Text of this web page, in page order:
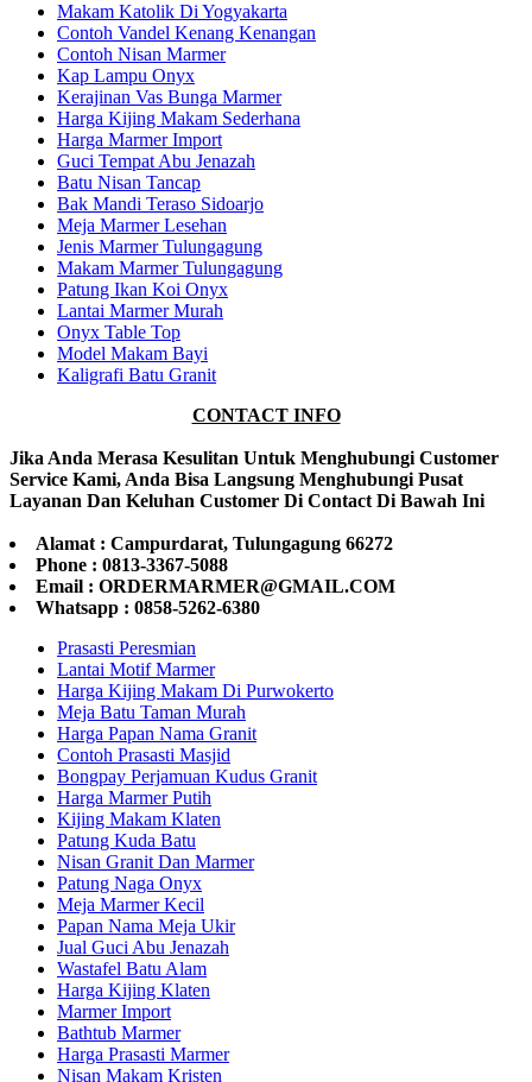
Makam Katolik Di Yogyakarta
Contoh Vandel Kenang Kenangan
Contoh Nisan Marmer
Kap Lampu Onyx
Kerajinan Vas Bunga Marmer
Harga Kijing Makam Sederhana
Harga Marmer Import
Guci Tempat Abu Jenazah
Batu Nisan Tancap
Bak Mandi Teraso Sidoarjo
Meja Marmer Lesehan
Jenis Marmer Tulungagung
Makam Marmer Tulungagung
Patung Ikan Koi Onyx
Lantai Marmer Murah
Onyx Table Top
Model Makam Bayi
Kaligrafi Batu Granit
CONTACT INFO
Jika Anda Merasa Kesulitan Untuk Menghubungi Customer
Service Kami, Anda Bisa Langsung Menghubungi Pusat
Layanan Dan Keluhan Customer Di Contact Di Bawah Ini
Alamat : Campurdarat, Tulungagung 66272
Phone : 0813-3367-5088
Email : ORDERMARMER@GMAIL.COM
Whatsapp : 0858-5262-6380
Prasasti Peresmian
Lantai Motif Marmer
Harga Kijing Makam Di Purwokerto
Meja Batu Taman Murah
Harga Papan Nama Granit
Contoh Prasasti Masjid
Bongpay Perjamuan Kudus Granit
Harga Marmer Putih
Kijing Makam Klaten
Patung Kuda Batu
Nisan Granit Dan Marmer
Patung Naga Onyx
Meja Marmer Kecil
Papan Nama Meja Ukir
Jual Guci Abu Jenazah
Wastafel Batu Alam
Harga Kijing Klaten
Marmer Import
Bathtub Marmer
Harga Prasasti Marmer
Nisan Makam Kristen